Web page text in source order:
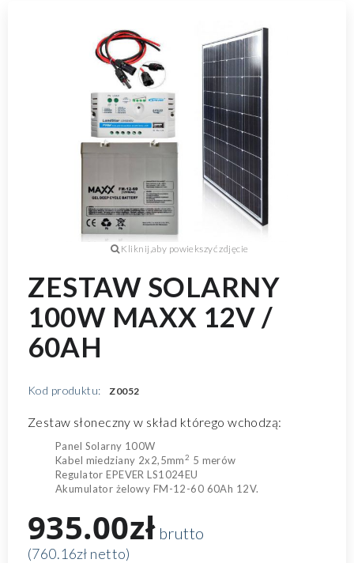
ZESTAW SOLARNY
100W MAXX 12V /
60AH
Kod produktu: Z0052
Zestaw słoneczny w skład którego wchodzą:
Panel Solarny 100W
Kabel miedziany 2x2,5mm2 5 merów
Regulator EPEVER LS1024EU
Akumulator żelowy FM-12-60 60Ah 12V.
935.00złbrutto
(760.16zł netto)